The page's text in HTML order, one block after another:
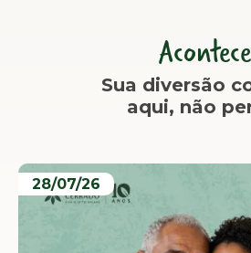
Acontece
Sua diversão
aqui, não
28/07/26